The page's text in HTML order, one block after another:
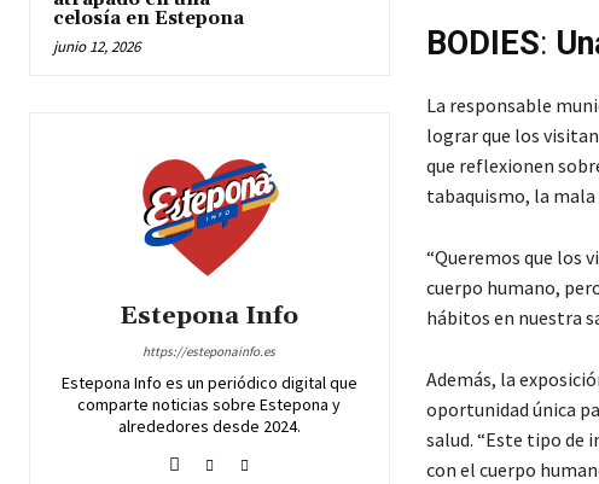
celosía en Estepona
junio 12, 2026
Estepona Info
https://esteponainfo.es
Estepona Info es un periódico digital que
comparte noticias sobre Estepona y
alrededores desde 2024.
BODIES:
La responsable
lograr que los
que reflexionen
tabaquismo, la
“Queremos que los
cuerpo humano,
hábitos en nuestra
Además, la
oportunidad única
salud. “Este tipo de
con el cuerpo